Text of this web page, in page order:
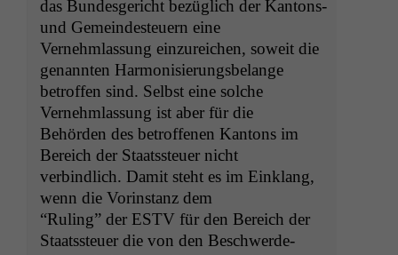
das Bun­des­gericht bezüglich der Kan­tons-
und Gemein­des­teuern eine
Vernehm­las­sung einzure­ichen, soweit die
genan­nten Harmonisierungsbelange
betrof­fen sind. Selb­st eine solche
Vernehm­las­sung ist aber für die
Behör­den des betrof­fe­nen Kan­tons im
Bere­ich der Staatss­teuer nicht
verbindlich. Damit ste­ht es im Ein­klang,
wenn die Vorin­stanz dem
“Rul­ing” der ESTV für den Bere­ich der
Staatss­teuer die von den Beschw­erde­